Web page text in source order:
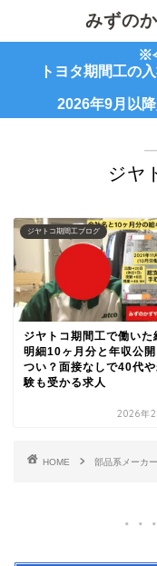
みずの
※
トヨタ期間工の
2026年9月以
―
ジヤ
ジヤトコ期間工ブログ
ジヤトコ期間工で働いた
明細10ヶ月分と年収公開
つい？面接なしで40代
験も受かる求人
2026年
HOME 部品系メーカ